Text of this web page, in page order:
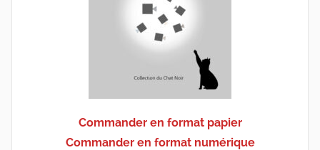
Commander en format papier
Commander en format numérique